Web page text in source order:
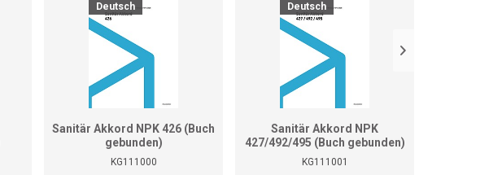
Deutsch
Sanitär Akkord NPK 426 (Buch
gebunden)
KG111000
Deutsch
Sanitär Akkord NPK
427/492/495 (Buch gebunden)
KG111001